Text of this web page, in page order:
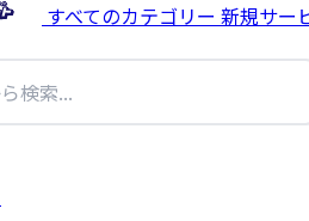
すべてのカテゴリー 新規サー